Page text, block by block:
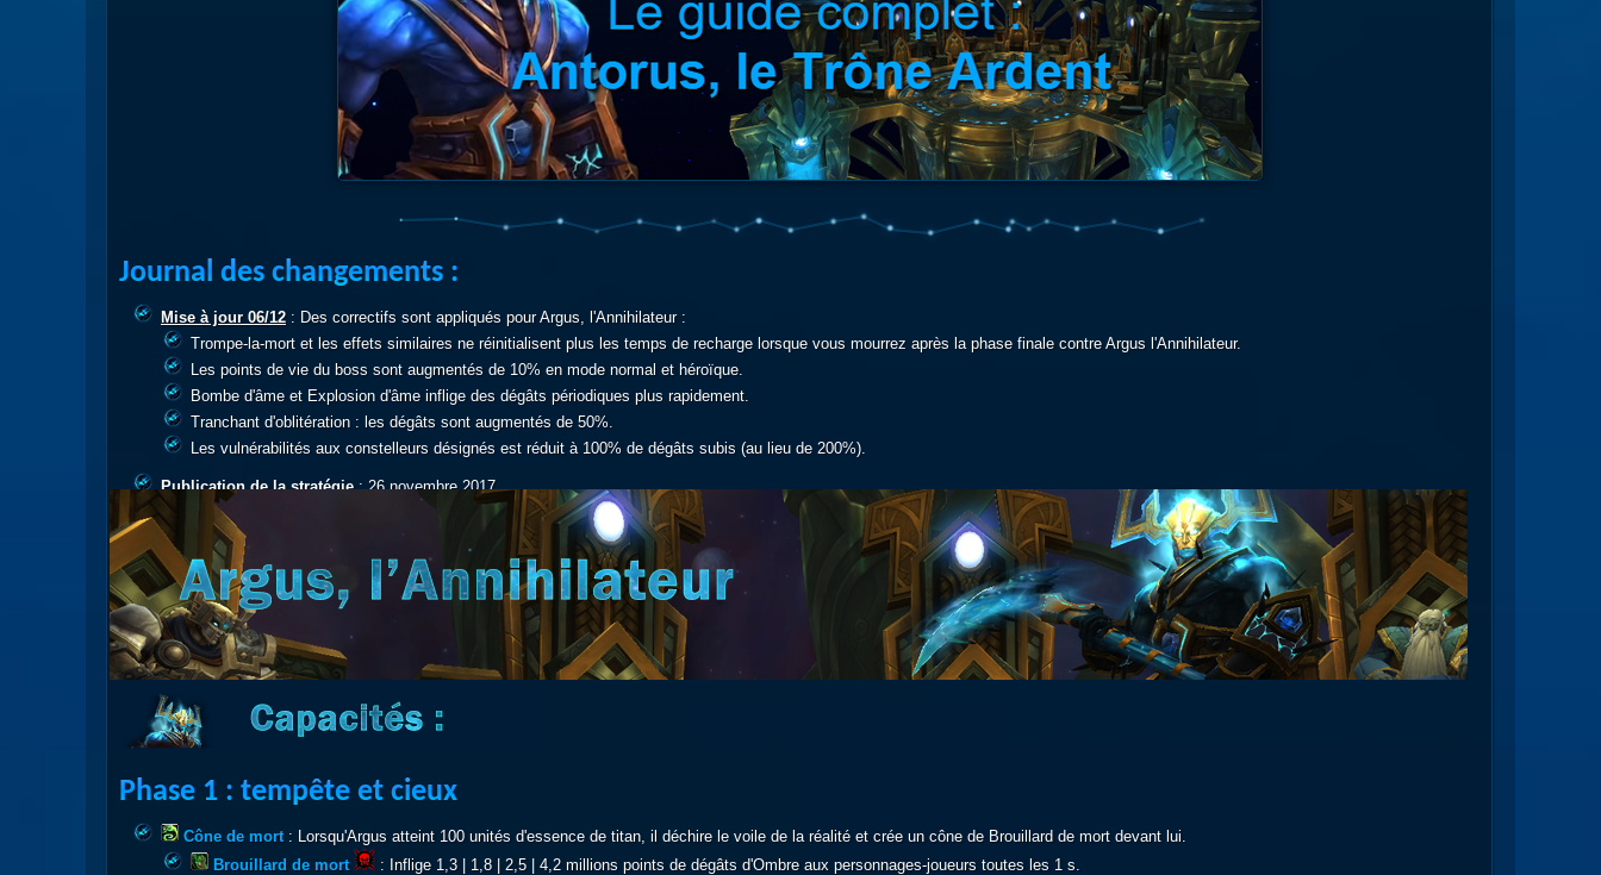
Journal des changements :
Mise à jour 06/12 : Des correctifs sont appliqués pour Argus, l'Annihilateur :
Trompe-la-mort et les effets similaires ne réinitialisent plus les temps de recharge lorsque vous mourrez après la phase finale contre Argus l'Annihilateur.
Les points de vie du boss sont augmentés de 10% en mode normal et héroïque.
Bombe d'âme et Explosion d'âme inflige des dégâts périodiques plus rapidement.
Tranchant d'oblitération : les dégâts sont augmentés de 50%.
Les vulnérabilités aux constelleurs désignés est réduit à 100% de dégâts subis (au lieu de 200%).
Publication de la stratégie: 26 novembre 2017
Phase 1 : tempête et cieux
Cône de mort : Lorsqu'Argus atteint 100 unités d'essence de titan, il déchire le voile de la réalité et crée un cône de Brouillard de mort devant lui.
Brouillard de mort
: Inflige 1,3 | 1,8 | 2,5 | 4,2 millions points de dégâts d'Ombre aux personnages-joueurs toutes les 1 s.